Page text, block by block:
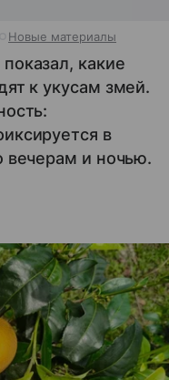
Новые материалы
какие
к укусам змей.
в
и ночью.